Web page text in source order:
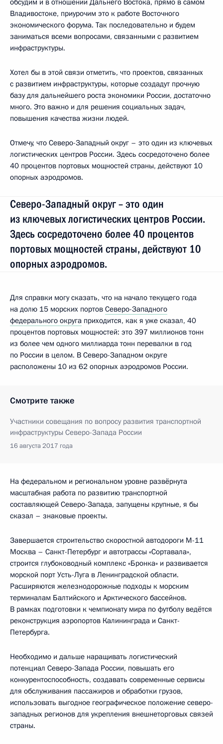
Владивостоке, приурочим это к работе Восточного
экономического форума. Так последовательно и будем
заниматься всеми вопросами, связанными с развитием
инфраструктуры.
Хотел бы в этой связи отметить, что проектов, связанных
с развитием инфраструктуры, которые создадут прочную
базу для дальнейшего роста экономики России, достаточно
много. Это важно и для решения социальных задач,
повышения качества жизни людей.
Отмечу, что Северо-Западный округ – это один из ключевых
логистических центров России. Здесь сосредоточено более
40 процентов портовых мощностей страны, действуют 10
опорных аэродромов.
Северо-Западный округ – это один
из ключевых логистических центров России.
Здесь сосредоточено более 40 процентов
портовых мощностей страны, действуют 10
опорных аэродромов.
Для справки могу сказать, что на начало текущего года
на долю 15 морских портов Северо-Западного
федерального округа приходится, как я уже сказал, 40
процентов портовых мощностей: это 397 миллионов тонн
из более чем одного миллиарда тонн перевалки в год
по России в целом. В Северо-Западном округе
расположены 10 из 62 опорных аэродромов России.
Смотрите также
Участники совещания по вопросу развития транспортной
инфраструктуры Северо-Запада России
16 августа 2017 года
На федеральном и региональном уровне развёрнута
масштабная работа по развитию транспортной
составляющей Северо-Запада, запущены крупные, я бы
сказал – знаковые проекты.
Завершается строительство скоростной автодороги М-11
Москва – Санкт-Петербург и автотрассы «Сортавала»,
строится глубоководный комплекс «Бронка» и развивается
морской порт Усть-Луга в Ленинградской области.
Расширяются железнодорожные подходы к морским
терминалам Балтийского и Арктического бассейнов.
В рамках подготовки к чемпионату мира по футболу ведётся
реконструкция аэропортов Калининграда и Санкт-
Петербурга.
Необходимо и дальше наращивать логистический
потенциал Северо-Запада России, повышать его
конкурентоспособность, создавать современные сервисы
для обслуживания пассажиров и обработки грузов,
использовать выгодное географическое положение северо-
западных регионов для укрепления внешнеторговых связей
страны.